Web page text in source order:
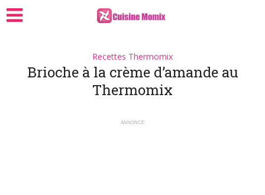
Recettes Thermomix
Brioche à la crème d’amande au
Thermomix
ANNONCE